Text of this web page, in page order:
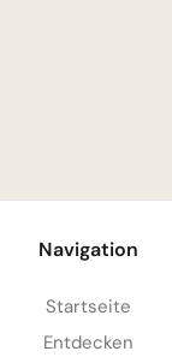
Navigation
Startseite
Entdecken